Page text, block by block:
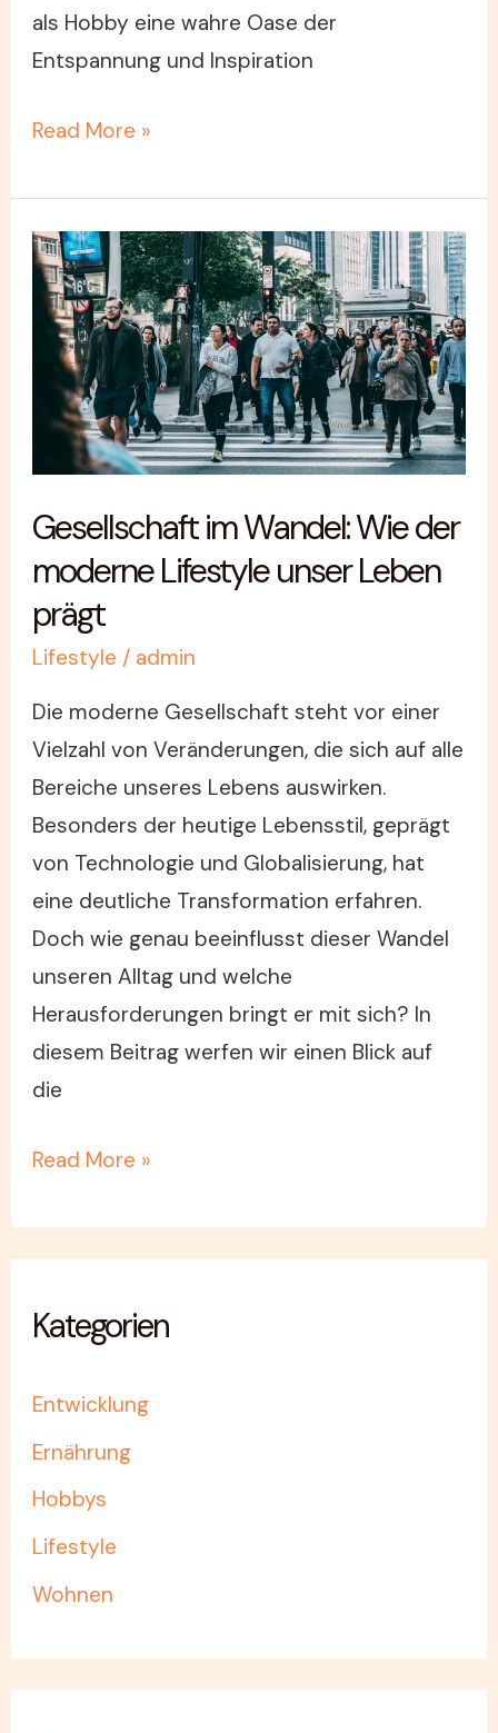
als Hobby eine wahre Oase der
Entspannung und Inspiration
Read More »
Gesellschaft im Wandel: Wie der
moderne Lifestyle unser Leben
prägt
Lifestyle / admin
Die moderne Gesellschaft steht vor einer
Vielzahl von Veränderungen, die sich auf alle
Bereiche unseres Lebens auswirken.
Besonders der heutige Lebensstil, geprägt
von Technologie und Globalisierung, hat
eine deutliche Transformation erfahren.
Doch wie genau beeinflusst dieser Wandel
unseren Alltag und welche
Herausforderungen bringt er mit sich? In
diesem Beitrag werfen wir einen Blick auf
die
Gesellschaft
im
Wandel:
Wie
der
moderne
Lifestyle
unser
prägt
Read More »
Kategorien
Entwicklung
Ernährung
Hobbys
Lifestyle
Wohnen